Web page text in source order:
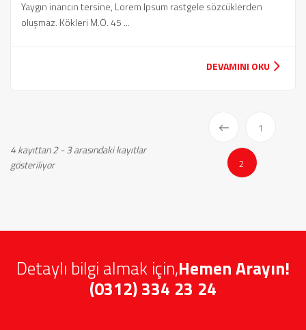
Yaygın inancın tersine, Lorem Ipsum rastgele sözcüklerden
oluşmaz. Kökleri M.Ö. 45 ...
DEVAMINI OKU
4 kayıttan 2 - 3 arasındaki kayıtlar
gösteriliyor
1
2 (current)
Detaylı bilgi almak için,Hemen Arayın!
(0312) 334 23 24